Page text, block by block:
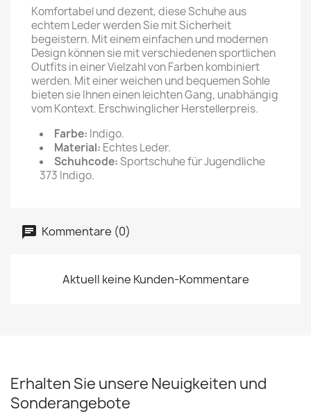
Komfortabel und dezent, diese Schuhe aus
echtem Leder werden Sie mit Sicherheit
begeistern. Mit einem einfachen und modernen
Design können sie mit verschiedenen sportlichen
Outfits in einer Vielzahl von Farben kombiniert
werden. Mit einer weichen und bequemen Sohle
bieten sie Ihnen einen leichten Gang, unabhängig
vom Kontext. Erschwinglicher Herstellerpreis.
Farbe: Indigo.
Material: Echtes Leder.
Schuhcode:Sportschuhe für Jugendliche
373 Indigo.
Kommentare (0)
Aktuell keine Kunden-Kommentare
Erhalten Sie unsere Neuigkeiten und
Sonderangebote